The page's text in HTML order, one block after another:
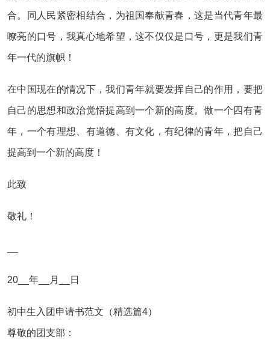
合。同人民紧密相结合，为祖国奉献青春，这是当代青年最
嘹亮的口号，我真心地希望，这不仅仅是口号，更是我们青
年一代的旗帜！
在中国现在的情况下，我们青年就要发挥自己的作用，要把
自己的思想和政治觉悟提高到一个新的高度。做一个四有青
年，一个有理想、有道德、有文化，有纪律的青年，把自己
提高到一个新的高度！
此致
敬礼！
20__年__月__日
初中生入团申请书范文（精选篇4）
尊敬的团支部：